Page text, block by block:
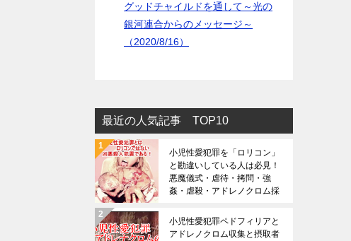
グッドチャイルドを通して～光の
銀河連合からのメッセージ～
（2020/8/16）
最近の人気記事 TOP10
小児性愛犯罪を「ロリコン」
と勘違いしている人は必見！
悪魔儀式・虐待・拷問・強
姦・虐殺・アドレノクロム採
（※閲覧注意）
小児性愛犯罪ペドフィリアと
アドレノクロム収集と摂取者